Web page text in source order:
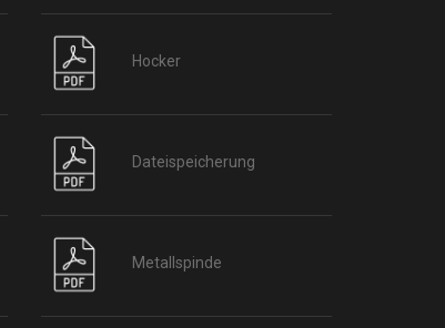
Hocker
Dateispeicherung
Metallspinde